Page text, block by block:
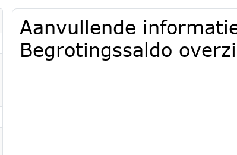
Aanvullende
Begrotingssaldo